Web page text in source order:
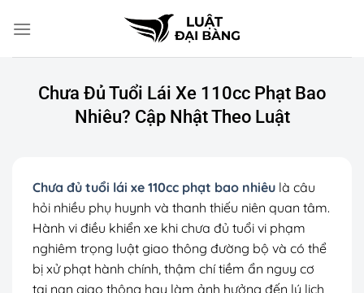
đến
Chưa Đủ Tuổi Lái Xe 110cc Phạt Bao
Nhiêu? Cập Nhật Theo Luật
Chưa đủ tuổi lái xe 110cc phạt bao nhiêu là câu
hỏi nhiều phụ huynh và thanh thiếu niên quan tâm.
Hành vi điều khiển xe khi chưa đủ tuổi vi phạm
nghiêm trọng luật giao thông đường bộ và có thể
bị xử phạt hành chính, thậm chí tiềm ẩn nguy cơ
tai nạn giao thông hay làm ảnh hưởng đến lý lịch